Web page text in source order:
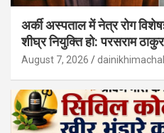
अर्की अस्पताल में नेत्र रोग
शीघ्र नियुक्ति हो: परसराम
August 7, 2026